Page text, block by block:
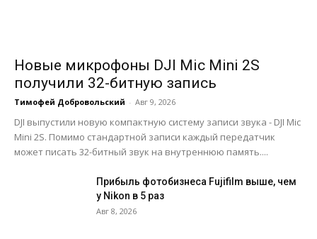
Новые микрофоны DJI Mic Mini 2S
получили 32-битную запись
Тимофей Добровольский - Авг 9, 2026
DJI выпустили новую компактную систему записи звука - DJI Mic
Mini 2S. Помимо стандартной записи каждый передатчик
может писать 32-битный звук на внутреннюю память....
Прибыль фотобизнеса Fujifilm выше, чем
у Nikon в 5 раз
Авг 8, 2026